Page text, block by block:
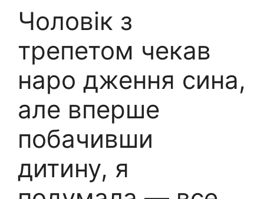
Чоловік з
трепетом чекав
наро дження сина,
але вперше
побачивши
дитину, я